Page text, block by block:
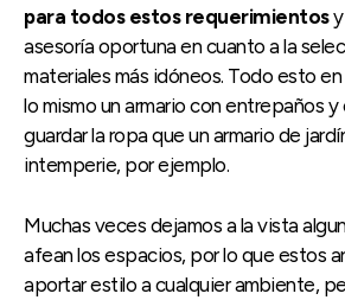
para todos estos requerimientos
asesoría oportuna en cuanto a la
materiales más idóneos. Todo esto
lo mismo un armario con entrepaños
guardar la ropa que un armario de
intemperie, por ejemplo.
Muchas veces dejamos a la vista
afean los espacios, por lo que estos
aportar estilo a cualquier ambiente,